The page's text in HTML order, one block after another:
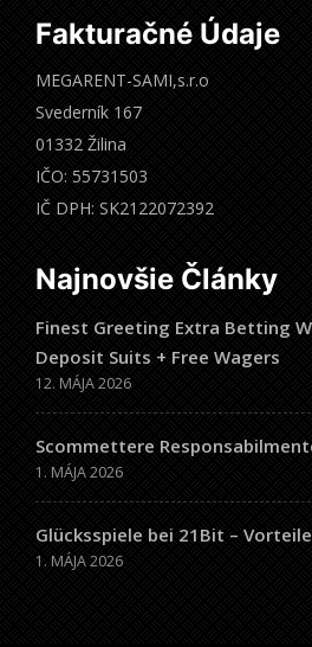
Fakturačné Údaje
MEGARENT-SAMI,s.r.o
Svederník 167
01332 Žilina
IČO: 55731503
IČ DPH: SK2122072392
Najnovšie Články
Finest Greeting Extra Betting
Deposit Suits + Free Wagers
12. MÁJA 2026
Scommettere
1. MÁJA 2026
Glücksspiele bei 21Bit –
1. MÁJA 2026